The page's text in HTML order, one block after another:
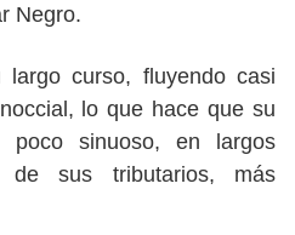
Negro.
curso, fluyendo casi
lo que hace que su
sinuoso, en largos
de sus tributarios, más